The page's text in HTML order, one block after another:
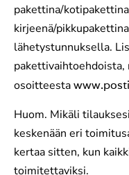
pakettina/
kirjeenä/
lähetystunnuksella.
osoitteesta
Huom. Mikäli
keskenään eri
kertaa sitten, kun
toimitettaviksi.